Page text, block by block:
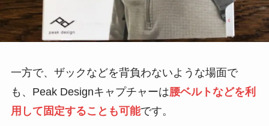
一方で、ザックなどを背負わないような場面で
も、Peak Designキャプチャーは腰ベルトなどを利
用して固定することも可能です。